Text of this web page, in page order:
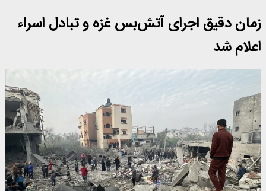
زمان دقیق اجرای آتش‌بس غزه و تبادل اسراء
اعلام شد